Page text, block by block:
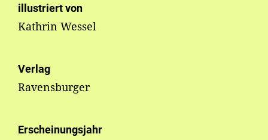
illustriert von
Kathrin Wessel
Verlag
Ravensburger
Erscheinungsjahr